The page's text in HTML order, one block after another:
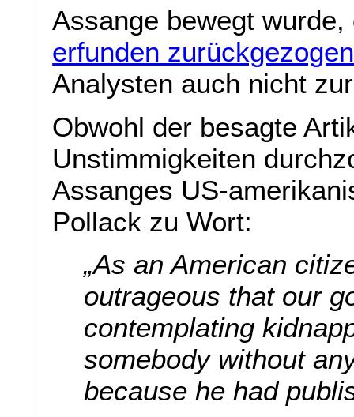
Assange bewegt
erfunden zurückgezogen
Analysten auch nicht
Obwohl der besagte
Unstimmigkeiten
Assanges US-
Pollack zu Wort:
„As an American
outrageous that our
contemplating
somebody without
because he had